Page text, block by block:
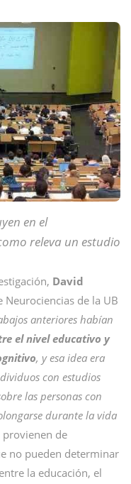
en el
releva un estudio
David
de la UB
anteriores habían
el nivel educativo y
, y esa idea era
con estudios
las personas con
durante la vida
provienen de
no pueden determinar
la educación, el